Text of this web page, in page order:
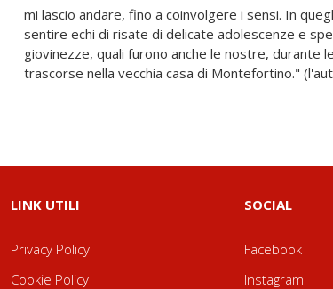
trascorse nella vecchia casa di Montefortino."
LINK UTILI
Privacy Policy
Cookie Policy
SOCIAL
Facebook
Instagram